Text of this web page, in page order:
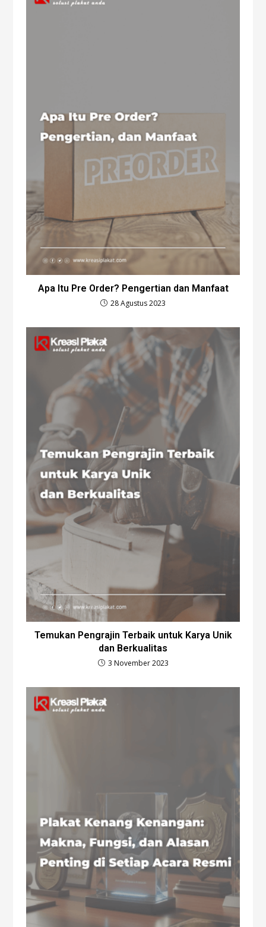
Apa Itu Pre Order? Pengertian dan Manfaat
28 Agustus 2023
Temukan Pengrajin Terbaik untuk Karya Unik
dan Berkualitas
3 November 2023